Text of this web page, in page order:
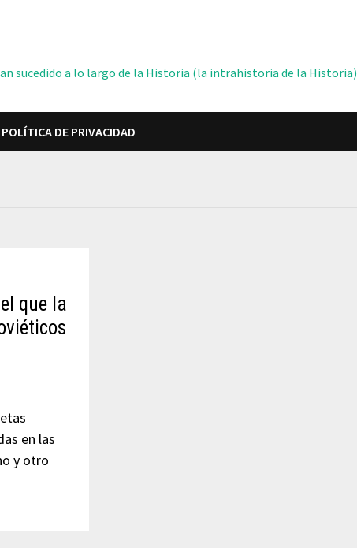
sucedido a lo largo de la Historia (la intrahistoria de la Historia)
POLÍTICA DE PRIVACIDAD
que la
en las
y otro